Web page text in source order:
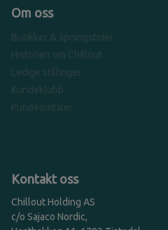
Om oss
Butikker & åpningstider
Historien om Chillout
Ledige stillinger
Kundeklubb
Kundeomtaler
Kontakt oss
Chillout Holding AS
c/o Sajaco Nordic,